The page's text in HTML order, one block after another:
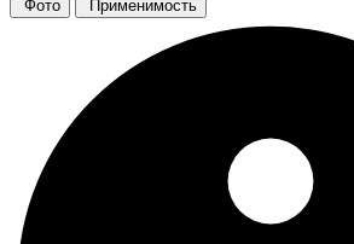
Фото Применимость